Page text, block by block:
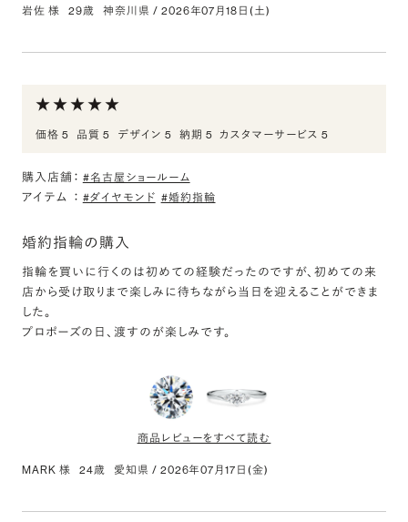
とても綺麗でした。
ダイヤモンドにこだわりがあると聞き、伺いました。
て、非常に満足しています。
グ 0.3ct
評価:
とても綺麗でした。
当初は他のリングを候補として選択していましたが、サイドストーン
実物はとても眩しく、ダイヤモンドと合わさって見ると、このリングに
して良かったと心から思いました。
岩佐 様 29歳 神奈川県 / 2026年07月18日(土)
価格 5 品質 5 デザイン 5 納期 5 カスタマーサービス 5
購入店舗： #名古屋ショールーム
アイテム ： #ダイヤモンド #婚約指輪
婚約指輪の購入
指輪を買いに行くのは初めての経験だったのですが、初めての来
店から受け取りまで楽しみに待ちながら当日を迎えることができま
した。
プロポーズの日、渡すのが楽しみです。
商品レビューをすべて読む
MARK 様 24歳 愛知県 / 2026年07月17日(金)